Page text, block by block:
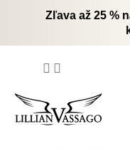
Zľava až 25 %